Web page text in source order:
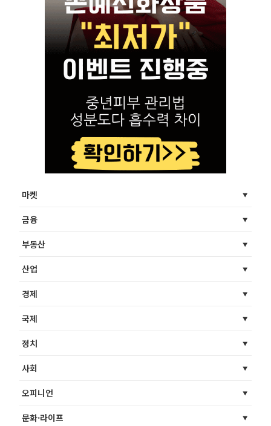
마켓
금융
부동산
산업
경제
국제
정치
사회
오피니언
문화·라이프